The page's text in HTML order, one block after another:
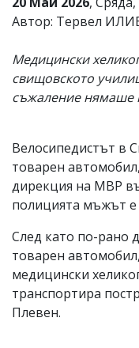
Коментарите
се
въвеждат
от
читателите
не
отговорност
за
тях!
откриете
обиден
за
вас
моля
сигнализирайте
Автор: Тервел
Медицински
свищовското
съжаление нямаше
Велосипедистът в
товарен
дирекция на МВР
полицията мъжът е
След като по-рано
товарен
медицински
транспортира
Плевен.